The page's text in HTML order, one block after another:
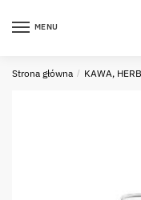
MENU
Strona główna / KAWA, HERBATA,